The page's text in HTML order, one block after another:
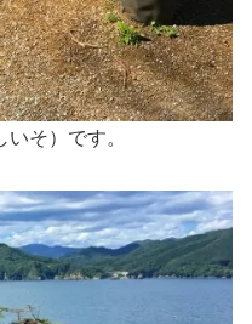
そ）です。